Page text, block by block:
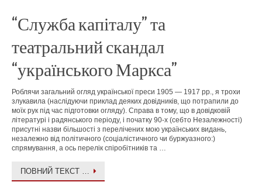
“Служба капіталу” та
театральний скандал
“українського Маркса”
Роблячи загальний огляд української преси 1905 — 1917 рр., я трохи
злукавила (наслідуючи приклад деяких довідників, що потрапили до
моїх рук під час підготовки огляду). Справа в тому, що в довідковій
літературі і радянського періоду, і початку 90-х (себто Незалежності)
присутні назви більшості з перелічених мою українських видань,
незалежно від політичного (соціалістичного чи буржуазного:)
спрямування, а ось перелік спіробітників та …
ПОВНИЙ ТЕКСТ …